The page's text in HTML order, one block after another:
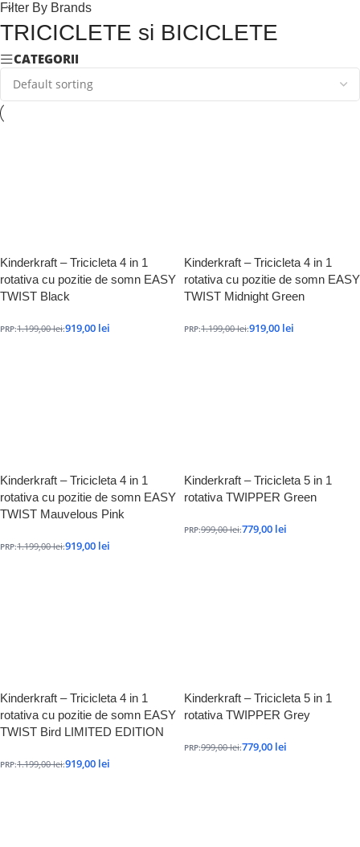
Filter By Brands
TRICICLETE si BICICLETE
CATEGORII
Kinderkraft – Tricicleta 4 in 1
rotativa cu pozitie de somn EASY
TWIST Black
PRP:1.199,00lei:919,00 lei
Kinderkraft – Tricicleta 4 in 1
rotativa cu pozitie de somn EASY
TWIST Midnight Green
PRP:1.199,00lei:919,00 lei
Kinderkraft – Tricicleta 4 in 1
rotativa cu pozitie de somn EASY
TWIST Mauvelous Pink
PRP:1.199,00lei:919,00 lei
Kinderkraft – Tricicleta 5 in 1
rotativa TWIPPER Green
PRP:999,00lei:779,00 lei
Kinderkraft – Tricicleta 4 in 1
rotativa cu pozitie de somn EASY
TWIST Bird LIMITED EDITION
PRP:1.199,00lei:919,00 lei
Kinderkraft – Tricicleta 5 in 1
rotativa TWIPPER Grey
PRP:999,00lei:779,00 lei